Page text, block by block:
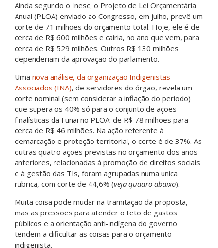
Ainda segundo o Inesc, o Projeto de Lei Orçamentária
Anual (PLOA) enviado ao Congresso, em julho, prevê um
corte de 71 milhões do orçamento total. Hoje, ele é de
cerca de R$ 600 milhões e cairia, no ano que vem, para
cerca de R$ 529 milhões. Outros R$ 130 milhões
dependeriam da aprovação do parlamento.
Uma nova análise, da organização Indigenistas
Associados (INA), de servidores do órgão, revela um
corte nominal (sem considerar a inflação do período)
que supera os 40% só para o conjunto de ações
finalísticas da Funai no PLOA: de R$ 78 milhões para
cerca de R$ 46 milhões. Na ação referente à
demarcação e proteção territorial, o corte é de 37%. As
outras quatro ações previstas no orçamento dos anos
anteriores, relacionadas à promoção de direitos sociais
e à gestão das TIs, foram agrupadas numa única
rubrica, com corte de 44,6% (veja quadro abaixo).
Muita coisa pode mudar na tramitação da proposta,
mas as pressões para atender o teto de gastos
públicos e a orientação anti-indígena do governo
tendem a dificultar as coisas para o orçamento
indigenista.